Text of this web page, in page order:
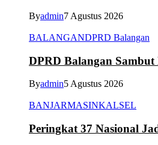
Byadmin7 Agustus 2026
BALANGANDPRD Balangan
DPRD Balangan
Byadmin5 Agustus 2026
BANJARMASINKALSEL
Peringkat 37 Nasional